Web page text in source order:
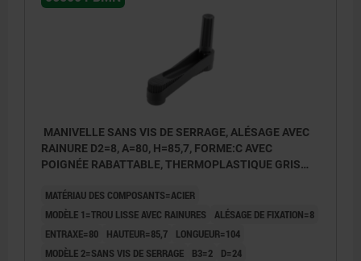
MANIVELLE SANS VIS DE SERRAGE, ALÉSAGE AVEC
RAINURE D2=8, A=80, H=85,7, FORME:C AVEC
POIGNÉE RABATTABLE, THERMOPLASTIQUE GRIS
MATÉRIAU DES COMPOSANTS=ACIER
MODÈLE 1=TROU LISSE AVEC RAINURES ALÉSAGE DE FIXATION=8
ENTRAXE=80
HAUTEUR=85,7
LONGUEUR=104
MODÈLE 2=SANS VIS DE SERRAGE
B3=2
D=24